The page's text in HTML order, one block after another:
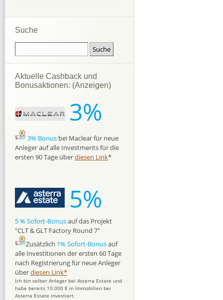
Suche
Aktuelle Cashback und
Bonusaktionen: (Anzeigen)
3%
3% Bonus bei Maclear für neue
Anleger auf alle Investments für die
ersten 90 Tage überdiesen Link*
5%
5 % Sofort-Bonusauf das Projekt
"CLT & GLT Factory Round 7"
Zusätzlich 1% Sofort-Bonusauf
alle Investitionen der ersten 60 Tage
nach Registrierung für neue Anleger
überdiesen Link*
Ich bin selber Anleger bei Asterra Estate und
habe bereits 10.000 € in Immobilien bei
Asterra Estate investiert.